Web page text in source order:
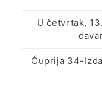
U četvrtak,
Ćuprija 34-